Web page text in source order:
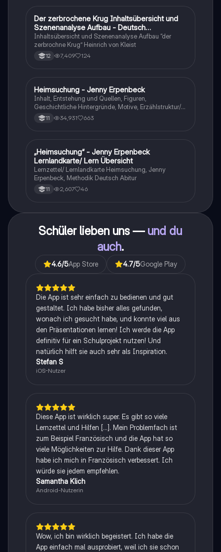
Deutsch
Der zerbrochene Krug Inhaltsübersicht und
Szenenanalyse Aufbau - Deutsch
Q1/Q2/Abitur
Inhaltsübersicht und Szenenanalyse Aufbau “der
zerbrochne Krug” Heinrich von Kleist
12 7,409 124
Deutsch
Heimsuchung - Jenny Erpenbeck
Inhalt, Entstehung und Quellen, Figuren,
Geschichtliche Hintergründe, Motive, Erzählstruktur/-
stil 11 34,931 663
Deutsch
„Heimsuchung“ - Jenny Erpenbeck
Lernlandkarte/ Lern Übersicht
Lernzettel/ Lernlandkarte Heimsuchung, Jenny
Erpenbeck, Methodik Deutsch Abitur
11 2,607 46
Schüler lieben uns — und du
auch.
4.6/5App Store 4.7/5Google Play
Die App ist sehr einfach zu bedienen und gut
gestaltet. Ich habe bisher alles gefunden,
wonach ich gesucht habe, und konnte viel aus
den Präsentationen lernen! Ich werde die App
definitiv für ein Schulprojekt nutzen! Und
natürlich hilft sie auch sehr als Inspiration.
Stefan S
iOS-Nutzer
Diese App ist wirklich super. Es gibt so viele
Lernzettel und Hilfen [...]. Mein Problemfach ist
zum Beispiel Französisch und die App hat so
viele Möglichkeiten zur Hilfe. Dank dieser App
habe ich mich in Französisch verbessert. Ich
würde sie jedem empfehlen.
Samantha Klich
Android-Nutzerin
Wow, ich bin wirklich begeistert. Ich habe die
App einfach mal ausprobiert, weil ich sie schon